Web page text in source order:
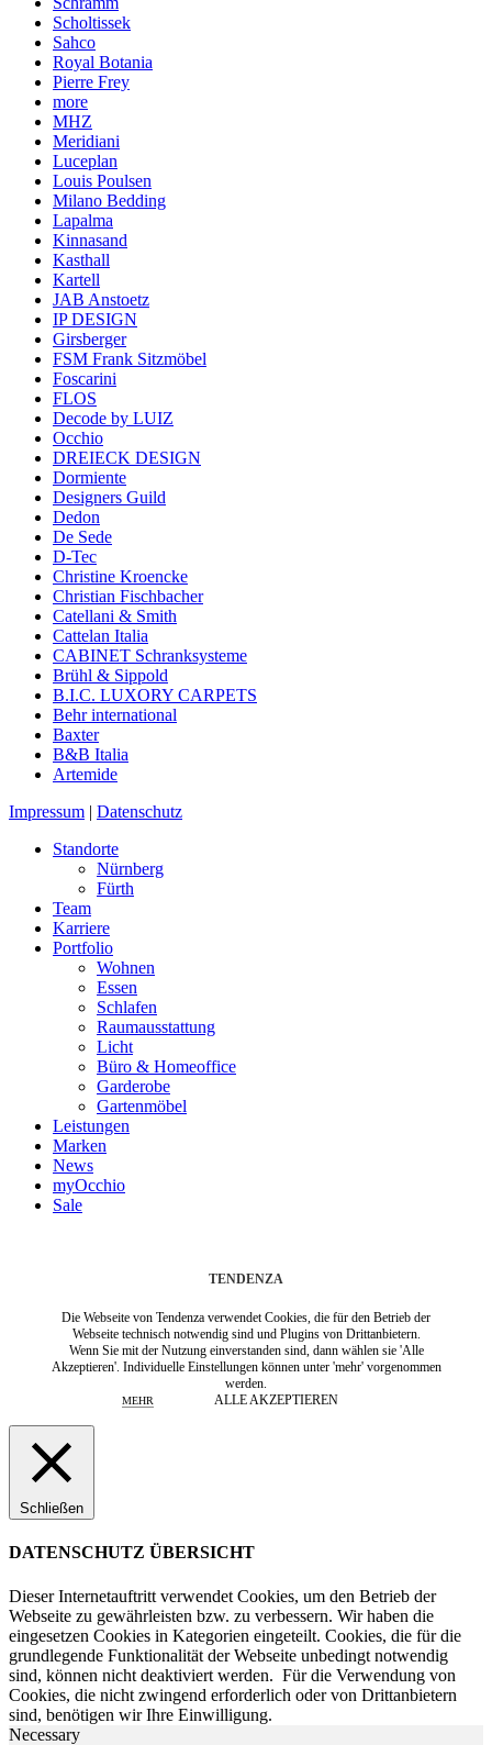
Scholtissek
Sahco
Royal Botania
Pierre Frey
more
MHZ
Meridiani
Luceplan
Louis Poulsen
Milano Bedding
Lapalma
Kinnasand
Kasthall
Kartell
JAB Anstoetz
IP DESIGN
Girsberger
FSM Frank Sitzmöbel
Foscarini
FLOS
Decode by LUIZ
Occhio
DREIECK DESIGN
Dormiente
Designers Guild
Dedon
De Sede
D-Tec
Christine Kroencke
Christian Fischbacher
Catellani & Smith
Cattelan Italia
CABINET Schranksysteme
Brühl & Sippold
B.I.C. LUXORY CARPETS
Behr international
Baxter
B&B Italia
Artemide
Impressum | Datenschutz
Standorte
Nürnberg
Fürth
Team
Karriere
Portfolio
Wohnen
Essen
Schlafen
Raumausstattung
Licht
Büro & Homeoffice
Garderobe
Gartenmöbel
Leistungen
Marken
News
myOcchio
Sale
TENDENZA
Die Webseite von Tendenza verwendet Cookies, die für den Betrieb der
Webseite technisch notwendig sind und Plugins von Drittanbietern.
Wenn Sie mit der Nutzung einverstanden sind, dann wählen sie 'Alle
Akzeptieren'. Individuelle Einstellungen können unter 'mehr' vorgenommen
werden.
MEHR ALLE AKZEPTIEREN
Schließen
DATENSCHUTZ ÜBERSICHT
Dieser Internetauftritt verwendet Cookies, um den Betrieb der
Webseite zu gewährleisten bzw. zu verbessern. Wir haben die
eingesetzen Cookies in Kategorien eingeteilt. Cookies, die für die
grundlegende Funktionalität der Webseite unbedingt notwendig
sind, können nicht deaktiviert werden. Für die Verwendung von
Cookies, die nicht zwingend erforderlich oder von Drittanbietern
sind, benötigen wir Ihre Einwilligung.
Necessary